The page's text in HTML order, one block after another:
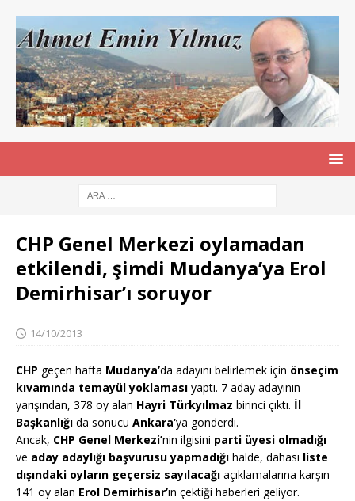
CHP Genel Merkezi oylamadan
etkilendi, şimdi Mudanya’ya Erol
Demirhisar’ı soruyor
14/10/2013
CHP geçen hafta Mudanya’da adayını belirlemek için önseçim
kıvamında temayül yoklaması yaptı. 7 aday adayının
yarışından, 378 oy alan Hayri Türkyılmaz birinci çıktı. İl
Başkanlığı da sonucu Ankara’ya gönderdi.
Ancak, CHP Genel Merkezi’nin ilgisini parti üyesi olmadığı
ve aday adaylığı başvurusu yapmadığı halde, dahası liste
dışındaki oyların geçersiz sayılacağı açıklamalarına karşın
141 oy alan Erol Demirhisar’ın çektiği haberleri geliyor.